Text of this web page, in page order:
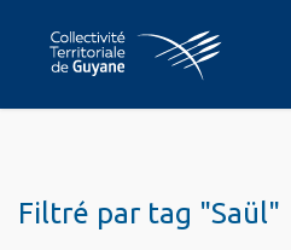
Filtré par tag "Saül"